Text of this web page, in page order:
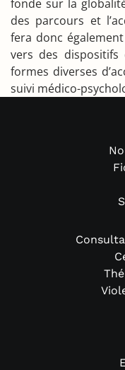
fonde sur la
des parcours et
fera donc
vers des dispositifs
formes diverses
suivi médico-